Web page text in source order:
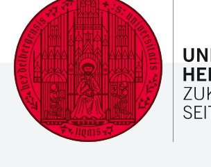
LINKS
ZUR
BARRIEREFREIHEIT
ZUM
HAUPTINHALT
HAUPTNAVIGATION
ÖFFNEN
WEBSEITENSUCHE
ÖFFNEN